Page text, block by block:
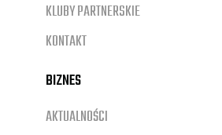
KLUBY PARTNERSKIE
KONTAKT
BIZNES
AKTUALNOŚCI